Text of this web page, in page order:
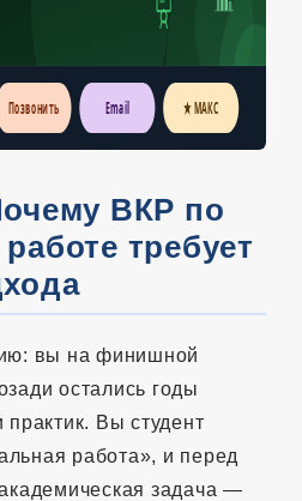
Позвонить Email ★ МАКС
ВКР по
требует
вы на финишной
остались годы
Вы студент
работа», и перед
задача —